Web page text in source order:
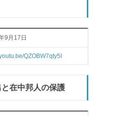
9月17日
QZOBW7qty5I
在中邦人の保護